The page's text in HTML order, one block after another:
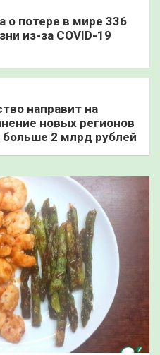
о потере в мире 336
из-за COVID-19
направит на
новых регионов
больше 2 млрд рублей